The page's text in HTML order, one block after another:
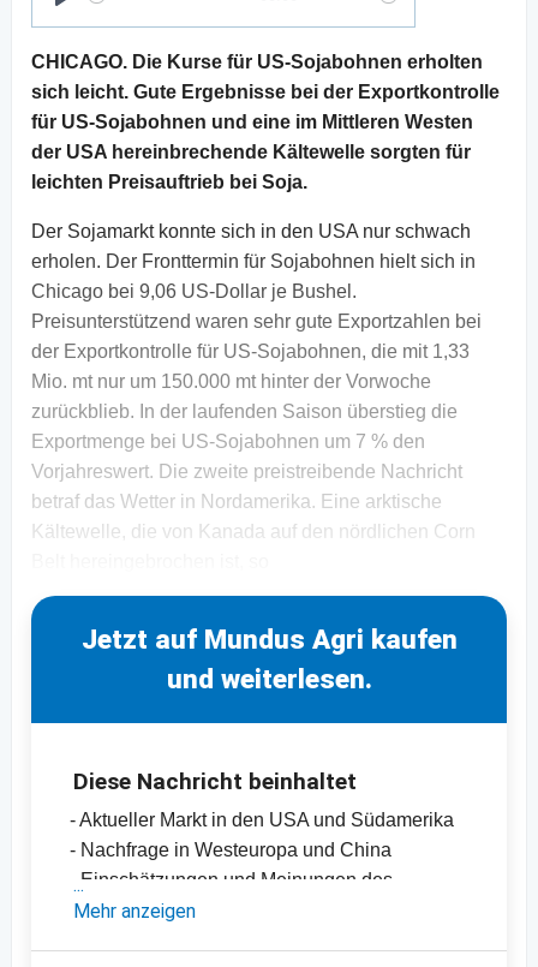
Play
CHICAGO. Die Kurse für US-Sojabohnen erholten
sich leicht. Gute Ergebnisse bei der Exportkontrolle
für US-Sojabohnen und eine im Mittleren Westen
der USA hereinbrechende Kältewelle sorgten für
leichten Preisauftrieb bei Soja.
Der Sojamarkt konnte sich in den USA nur schwach
erholen. Der Fronttermin für Sojabohnen hielt sich in
Chicago bei 9,06 US-Dollar je Bushel.
Preisunterstützend waren sehr gute Exportzahlen bei
der Exportkontrolle für US-Sojabohnen, die mit 1,33
Mio. mt nur um 150.000 mt hinter der Vorwoche
zurückblieb. In der laufenden Saison überstieg die
Exportmenge bei US-Sojabohnen um 7 % den
Vorjahreswert. Die zweite preistreibende Nachricht
betraf das Wetter in Nordamerika. Eine arktische
Kältewelle, die von Kanada auf den nördlichen Corn
Jetzt auf Mundus Agri kaufen
und weiterlesen.
Diese Nachricht beinhaltet
- Aktueller Markt in den USA und Südamerika
- Nachfrage in Westeuropa und China
- Einschätzungen und Meinungen des
Handels
Mehr anzeigen